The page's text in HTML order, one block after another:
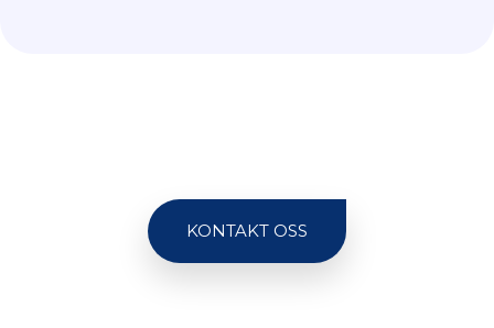
KONTAKT OSS